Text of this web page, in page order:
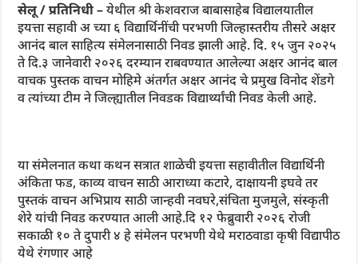
सेलू / प्रतिनिधी –येथील श्री केशवराज बाबासाहेब विद्यालयातील
इयत्ता सहावी अ च्या ६ विद्यार्थिनींची परभणी जिल्हास्तरीय तीसरे अक्षर
आनंद बाल साहित्य संमेलनासाठी निवड झाली आहे. दि. १५ जुन २०२५
ते दि.३ जानेवारी २०२६ दरम्यान राबवण्यात आलेल्या अक्षर आनंद बाल
वाचक पुस्तक वाचन मोहिमे अंतर्गत अक्षर आनंद चे प्रमुख विनोद शेंडगे
व त्यांच्या टीम ने जिल्ह्यातील निवडक विद्यार्थ्यांची निवड केली आहे.
या संमेलनात कथा कथन सत्रात शाळेची इयत्ता सहावीतील विद्यार्थिनी
अंकिता फड, काव्य वाचन साठी आराध्या कटारे, दाक्षायनी इघवे तर
पुस्तकं वाचन अभिप्राय साठी जान्हवी नवघरे,संचिता मुजमुले, संस्कृती
शेरे यांची निवड करण्यात आली आहे.दि १२ फेब्रुवारी २०२६ रोजी
सकाळी १० ते दुपारी ४ हे संमेलन परभणी येथे मराठवाडा कृषी विद्यापीठ
येथे रंगणार आहे